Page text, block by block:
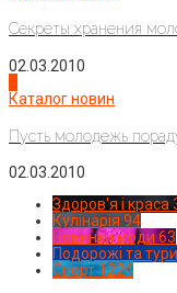
Секреты хранения
02.03.2010
Каталог новин
Пусть молодежь
02.03.2010
Здоров'я і краса
Кулінарія 94
Новинки моди 63
Подорожі та
Спорт1224